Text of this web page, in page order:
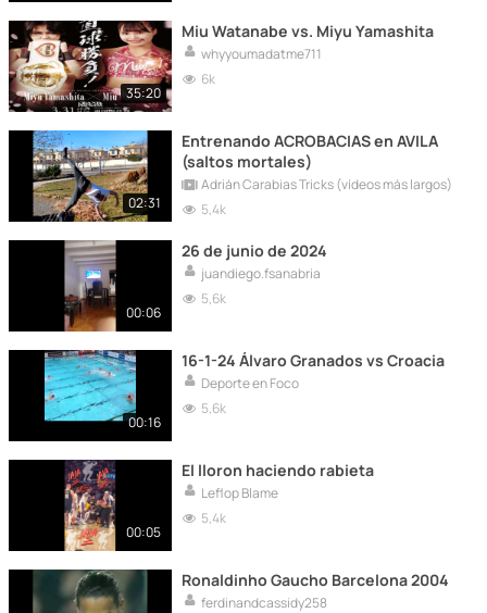
35:20
Miu Watanabe vs. Miyu Yamashita
whyyoumadatme711
6k
02:31
Entrenando ACROBACIAS en AVILA
(saltos mortales)
Adrián Carabias Tricks (vídeos más largos)
5,4k
00:06
26 de junio de 2024
juandiego.fsanabria
5,6k
00:16
16-1-24 Álvaro Granados vs Croacia
Deporte en Foco
5,6k
00:05
El lloron haciendo rabieta
Leflop Blame
5,4k
Ronaldinho Gaucho Barcelona 2004
ferdinandcassidy258